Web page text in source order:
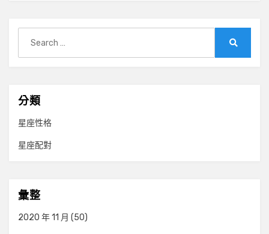
for:
分類
星座性格
星座配對
彙整
2020 年 11 月 (50)